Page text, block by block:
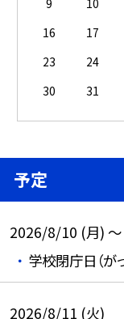
16
17
23
24
30
31
予定
2026/8/10 (月)
学校閉庁日（が
2026/8/11 (火)